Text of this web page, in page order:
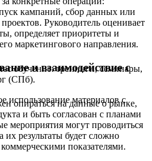
кампаний, сбор данных или
Руководитель оценивает
определяет приоритеты и
маркетингового направления.
и взаимодействие с
опираться на данные о рынке,
и быть согласован с планами
мероприятия могут проводиться
их результаты будет сложно
показателями.
обучение: тренинги, семинары,
(СПб).
материалов с